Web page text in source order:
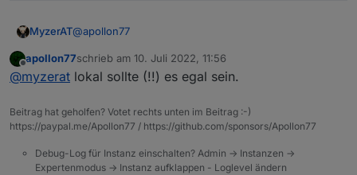
MyzerAT@apollon77
sag mal, die EinstellungAbfrageintervall für
Stromwertegilt ja für beide Zustände Cloud und
die besagten 15s gehen oder könnte es dann auch
Probs mit Meross Betreiber geben ? THX
apollon77schrieb am 10. Juli 2022, 11:56
zuletzt editiert von
@myzerat lokal sollte (!!) es egal sein.
Beitrag hat geholfen? Votet rechts unten im Beitrag :-)
https://paypal.me/Apollon77 / https://github.com/sponsors/Apollon77
Debug-Log für Instanz einschalten? Admin -> Instanzen ->
Expertenmodus -> Instanz aufklappen - Loglevel ändern